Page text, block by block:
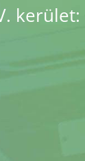
kerület: